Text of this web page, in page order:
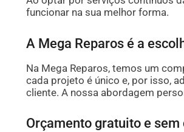
funcionar na sua melhor forma.
A Mega Reparos é a
Na Mega Reparos, temos um
cada projeto é único e, por isso,
cliente. A nossa abordagem
Orçamento gratuito e